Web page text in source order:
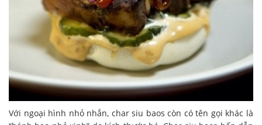
Với ngoại hình nhỏ nhắn, char siu baos còn có tên gọi khác là